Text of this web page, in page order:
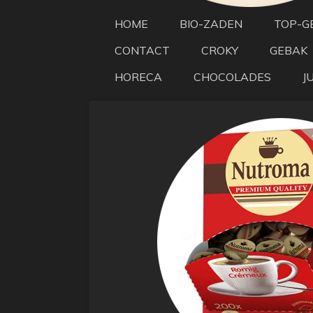
HOME BIO-ZADEN TOP-
CONTACT
CROKY GEBAK
HORECA
CHOCOLADES